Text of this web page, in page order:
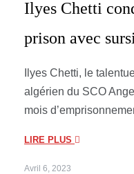
Ilyes Chetti
prison avec
Ilyes Chetti, le
algérien du SCO
mois
LIRE PLUS
Avril 6, 2023